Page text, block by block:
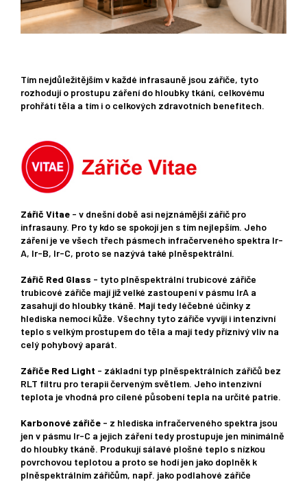
Tím nejdůležitějším v každé infrasauně jsou zářiče, tyto
rozhodují o prostupu záření do hloubky tkání, celkovému
prohřátí těla a tím i o celkových zdravotních benefitech.
Zářič Vitae - v dnešní době asi nejznámější zářič pro
infrasauny. Pro ty kdo se spokojí jen s tím nejlepším. Jeho
záření je ve všech třech pásmech infračerveného spektra Ir-
A, Ir-B, Ir-C, proto se nazývá také plněspektrální.
Zářič Red Glass - tyto plněspektrální trubicové zářiče
trubicové zářiče mají již velké zastoupení v pásmu IrA a
zasahují do hloubky tkáně. Mají tedy léčebné účinky z
hlediska nemocí kůže. Všechny tyto zářiče vyvíjí i intenzivní
teplo s velkým prostupem do těla a mají tedy příznivý vliv na
celý pohybový aparát.
Zářiče Red Light - základní typ plněspektrálních zářičů bez
RLT filtru pro terapii červeným světlem. Jeho intenzivní
teplota je vhodná pro cílené působení tepla na určité patrie.
Karbonové zářiče - z hlediska infračerveného spektra jsou
jen v pásmu Ir-C a jejich záření tedy prostupuje jen minimálně
do hloubky tkáně. Produkují sálavé plošné teplo s nízkou
povrchovou teplotou a proto se hodí jen jako doplněk k
plněspektrálním zářičům, např. jako podlahové zářiče